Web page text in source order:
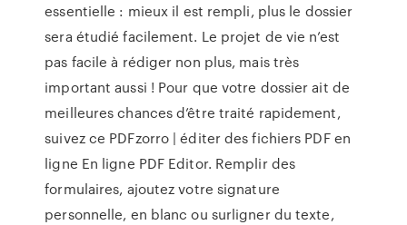
essentielle : mieux il est rempli, plus le dossier
sera étudié facilement. Le projet de vie n’est
pas facile à rédiger non plus, mais très
important aussi ! Pour que votre dossier ait de
meilleures chances d’être traité rapidement,
suivez ce PDFzorro | éditer des fichiers PDF en
ligne En ligne PDF Editor. Remplir des
formulaires, ajoutez votre signature
personnelle, en blanc ou surligner du texte,